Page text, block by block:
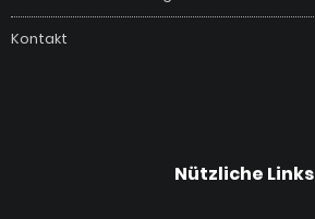
Kontakt
Nützliche Links